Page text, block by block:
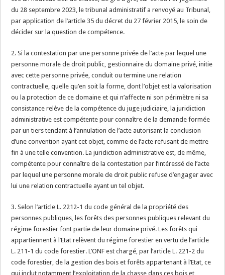
du 28 septembre 2023, le tribunal administratif a renvoyé au Tribunal,
par application de l’article 35 du décret du 27 février 2015, le soin de
décider sur la question de compétence.
2. Si la contestation par une personne privée de l’acte par lequel une
personne morale de droit public, gestionnaire du domaine privé, initie
avec cette personne privée, conduit ou termine une relation
contractuelle, quelle qu’en soit la forme, dont l’objet est la valorisation
ou la protection de ce domaine et qui n’affecte ni son périmètre ni sa
consistance relève de la compétence du juge judiciaire, la juridiction
administrative est compétente pour connaître de la demande formée
par un tiers tendant à l’annulation de l’acte autorisant la conclusion
d’une convention ayant cet objet, comme de l’acte refusant de mettre
fin à une telle convention. La juridiction administrative est, de même,
compétente pour connaître de la contestation par l’intéressé de l’acte
par lequel une personne morale de droit public refuse d’engager avec
lui une relation contractuelle ayant un tel objet.
3. Selon l’article L. 2212-1 du code général de la propriété des
personnes publiques, les forêts des personnes publiques relevant du
régime forestier font partie de leur domaine privé. Les forêts qui
appartiennent à l’Etat relèvent du régime forestier en vertu de l’article
L. 211-1 du code forestier. L’ONF est chargé, par l’article L. 221-2 du
code forestier, de la gestion des bois et forêts appartenant à l’Etat, ce
qui inclut notamment l’exploitation de la chasse dans ces bois et